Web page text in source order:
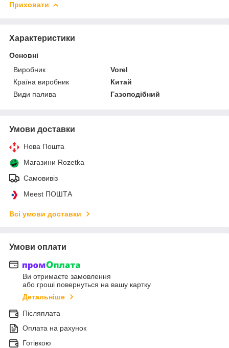
Приховати
Характеристики
Основні
Виробник
Vorel
Країна виробник
Китай
Види палива
Газоподібний
Умови доставки
Нова Пошта
Магазини Rozetka
Самовивіз
Meest ПОШТА
Всі умови доставки
Умови оплати
Ви отримаєте замовлення
або гроші повернуться на вашу картку
Детальніше
Післяплата
Оплата на рахунок
Готівкою